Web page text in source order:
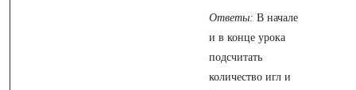
Ответы: В начале
и в конце урока
подсчитать
количество игл и